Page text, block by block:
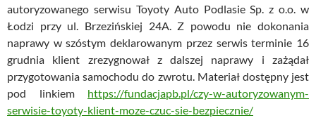
autoryzowanego serwisu Toyoty Auto Podlasie Sp. z o.o. w
Łodzi przy ul. Brzezińskiej 24A. Z powodu nie dokonania
naprawy w szóstym deklarowanym przez serwis terminie 16
grudnia klient zrezygnował z dalszej naprawy i zażądał
przygotowania samochodu do zwrotu. Materiał dostępny jest
pod linkiem https://fundacjapb.pl/czy-w-autoryzowanym-
serwisie-toyoty-klient-moze-czuc-sie-bezpiecznie/